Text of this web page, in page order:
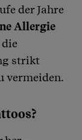
der Jahre
Allergie
strikt
vermeiden.